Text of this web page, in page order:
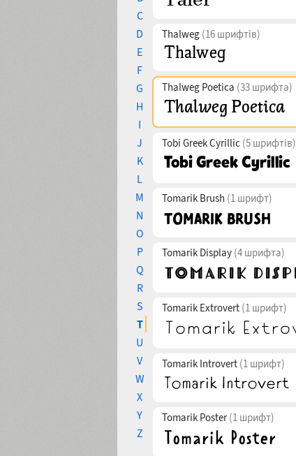
C
D
E
F
G
H
I
J
K
L
M
N
O
P
Q
R
S
T
U
V
W
X
Y
Z
Thalweg (16 шрифтів)
Thalweg Poetica (33 шрифта)
Tobi Greek Cyrillic (5 шрифтів)
Tomarik Brush (1 шрифт)
Tomarik Display (4 шрифта)
Tomarik Extrovert (1 шрифт)
Tomarik Introvert (1 шрифт)
Tomarik Poster(1 шрифт)